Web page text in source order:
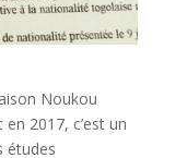
Noukou
2017, c’est un
études